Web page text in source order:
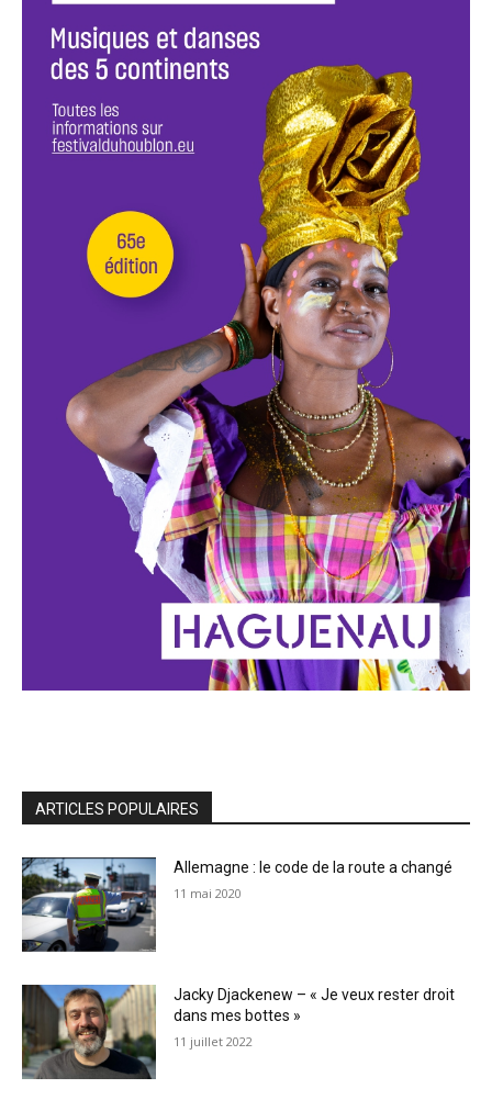
ARTICLES POPULAIRES
Allemagne : le code de la route a changé
11 mai 2020
Jacky Djackenew – « Je veux rester droit
dans mes bottes »
11 juillet 2022